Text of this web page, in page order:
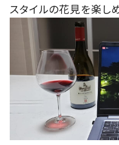
スタイルの花見を楽し